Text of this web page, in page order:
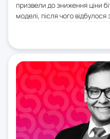
призвели до зниження ціни
моделі, після чого